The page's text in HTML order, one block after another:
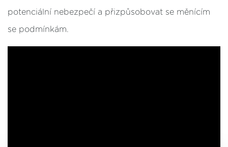
potenciální nebezpečí a přizpůsobovat se měnícím
se podmínkám.